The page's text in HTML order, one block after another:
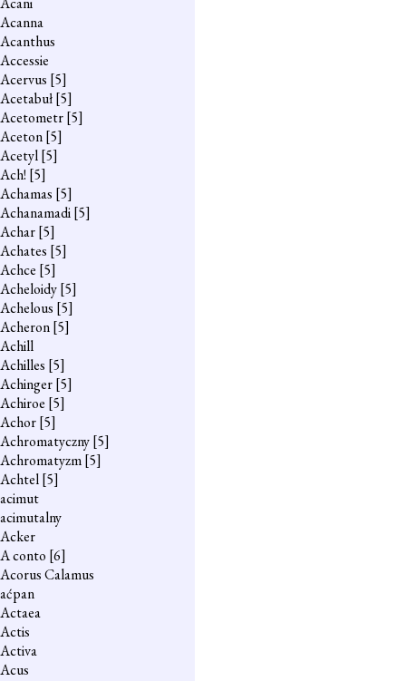
Acanna
Acanthus
Accessie
Acervus [5]
Acetabuł[5]
Acetometr[5]
Aceton[5]
Acetyl[5]
Ach! [5]
Achamas [5]
Achanamadi[5]
Achar[5]
Achates [5]
Achce [5]
Acheloidy[5]
Achelous [5]
Acheron[5]
Achill
Achilles [5]
Achinger[5]
Achiroe [5]
Achor[5]
Achromatyczny[5]
Achromatyzm[5]
Achtel[5]
acimut
acimutalny
Acker
A conto [6]
Acorus Calamus
aćpan
Actaea
Actis
Activa
Acus